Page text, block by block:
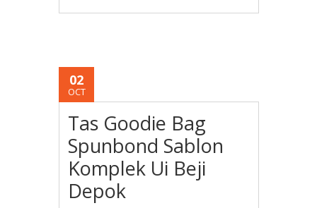
02
OCT
Tas Goodie Bag
Spunbond Sablon
Komplek Ui Beji
Depok